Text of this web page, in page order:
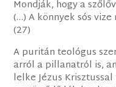
Mondják, hogy a
(…) A könnyek sós
(27)
A puritán teológus
arról a pillanatról is,
lelke Jézus